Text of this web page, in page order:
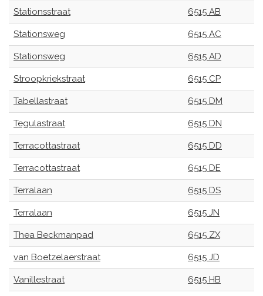
Stationsstraat 6515 AB
Stationsweg 6515 AC
Stationsweg 6515 AD
Stroopkriekstraat 6515 CP
Tabellastraat 6515 DM
Tegulastraat 6515 DN
Terracottastraat 6515 DD
Terracottastraat 6515 DE
Terralaan 6515 DS
Terralaan 6515 JN
Thea Beckmanpad 6515 ZX
van Boetzelaerstraat 6515 JD
Vanillestraat 6515 HB